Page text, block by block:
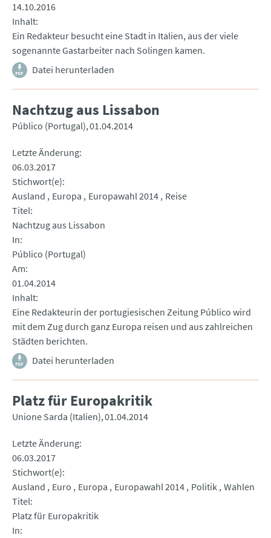
14.10.2016
Inhalt
Ein Redakteur besucht eine Stadt in Italien, aus der viele
sogenannte Gastarbeiter nach Solingen kamen.
Datei herunterladen
Nachtzug aus Lissabon
Público (Portugal) 01.04.2014
Letzte Änderung
06.03.2017
Stichwort(e)
Ausland
Europa Europawahl 2014 Reise
Titel
Nachtzug aus Lissabon
In
Público (Portugal)
Am
01.04.2014
Inhalt
Eine Redakteurin der portugiesischen Zeitung Público wird
mit dem Zug durch ganz Europa reisen und aus zahlreichen
Städten berichten.
Datei herunterladen
Platz für Europakritik
Unione Sarda (Italien) 01.04.2014
Letzte Änderung
06.03.2017
Stichwort(e)
Ausland
Euro Europa Europawahl 2014 Politik Wahlen
Titel
Platz für Europakritik
In